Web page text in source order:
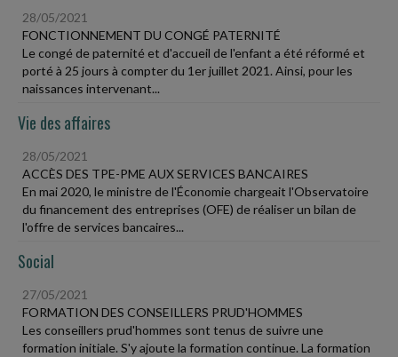
28/05/2021
FONCTIONNEMENT DU CONGÉ PATERNITÉ
Le congé de paternité et d'accueil de l'enfant a été réformé et
porté à 25 jours à compter du 1er juillet 2021. Ainsi, pour les
naissances intervenant...
Vie des affaires
28/05/2021
ACCÈS DES TPE-PME AUX SERVICES BANCAIRES
En mai 2020, le ministre de l'Économie chargeait l'Observatoire
du financement des entreprises (OFE) de réaliser un bilan de
l'offre de services bancaires...
Social
27/05/2021
FORMATION DES CONSEILLERS PRUD'HOMMES
Les conseillers prud'hommes sont tenus de suivre une
formation initiale. S'y ajoute la formation continue. La formation